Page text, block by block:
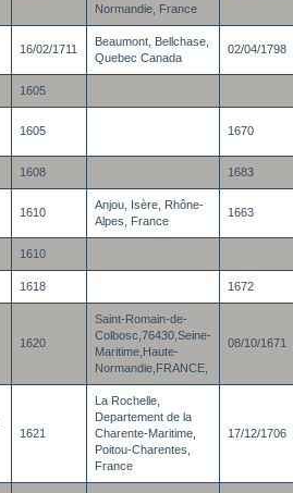
Normandie, France
16/02/1711
Beaumont, Bellchase,
Quebec Canada
02/04/1798
1605
1605 1670
1608 1683
1610
Anjou, Isère, Rhône-
Alpes, France
1663
1610
1618 1672
1620
Saint-Romain-de-
Colbosc,76430,Seine-
Maritime,Haute-
Normandie,FRANCE,
08/10/1671
1621
La Rochelle,
Departement de la
Charente-Maritime,
Poitou-Charentes,
France
17/12/1706